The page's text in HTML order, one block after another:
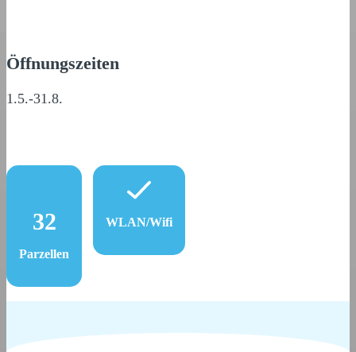
Öffnungszeiten
1.5.-31.8.
32
Parzellen
WLAN/Wifi